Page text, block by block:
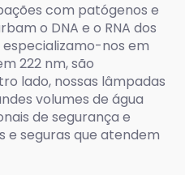
com patógenos e
o DNA e o RNA dos
especializamo-nos em
222 nm, são
lado, nossas lâmpadas
volumes de água
de segurança e
e seguras que atendem